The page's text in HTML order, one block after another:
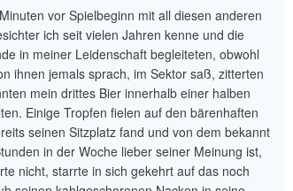
vor Spielbeginn mit all diesen anderen
ich seit vielen Jahren kenne und die
in meiner Leidenschaft begleiteten, obwohl
ihnen jemals sprach, im Sektor saß, zitterten
mein drittes Bier innerhalb einer halben
Einige Tropfen fielen auf den bärenhaften
seinen Sitzplatz fand und von dem bekannt
in der Woche lieber seiner Meinung ist,
nicht, starrte in sich gekehrt auf das noch